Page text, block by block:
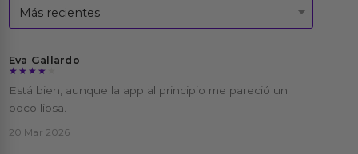
Eva Gallardo
★★★★★
★★★★★
Está bien, aunque la app al principio me pareció un
poco liosa.
20 Mar 2026